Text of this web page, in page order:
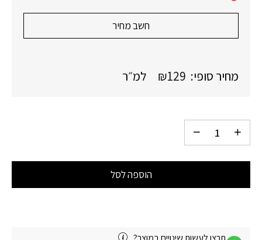
חשב מחיר
מחיר סופי: ₪129 למ״ר
הוספה לסל